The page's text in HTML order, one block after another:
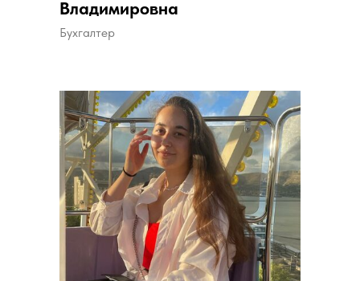
Владимировна
Бухгалтер